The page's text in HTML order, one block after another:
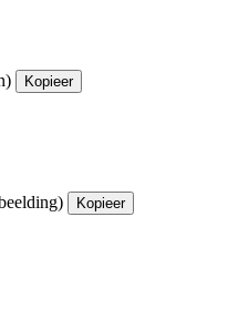
Kopieer
Kopieer